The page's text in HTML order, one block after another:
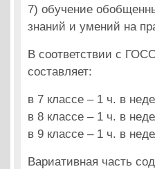
7) обучение
знаний и умений на
В соответствии с
составляет:
в 7 классе – 1 ч. в
в 8 классе – 1 ч. в
в 9 классе – 1 ч. в
Вариативная часть